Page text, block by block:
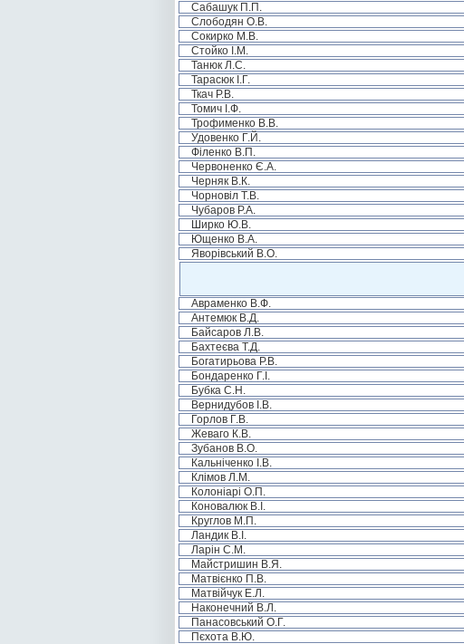
Сабашук П.П.
Слободян О.В.
Сокирко М.В.
Стойко І.М.
Танюк Л.С.
Тарасюк І.Г.
Ткач Р.В.
Томич І.Ф.
Трофименко В.В.
Удовенко Г.Й.
Філенко В.П.
Червоненко Є.А.
Черняк В.К.
Чорновіл Т.В.
Чубаров Р.А.
Ширко Ю.В.
Ющенко В.А.
Яворівський В.О.
Авраменко В.Ф.
Антемюк В.Д.
Байсаров Л.В.
Бахтеєва Т.Д.
Богатирьова Р.В.
Бондаренко Г.І.
Бубка С.Н.
Вернидубов І.В.
Горлов Г.В.
Жеваго К.В.
Зубанов В.О.
Кальніченко І.В.
Клімов Л.М.
Колоніарі О.П.
Коновалюк В.І.
Круглов М.П.
Ландик В.І.
Ларін С.М.
Майстришин В.Я.
Матвієнко П.В.
Матвійчук Е.Л.
Наконечний В.Л.
Панасовський О.Г.
Пєхота В.Ю.